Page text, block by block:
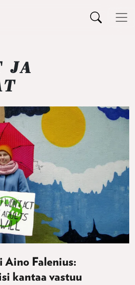
JA
Aino Falenius:
kantaa vastuu